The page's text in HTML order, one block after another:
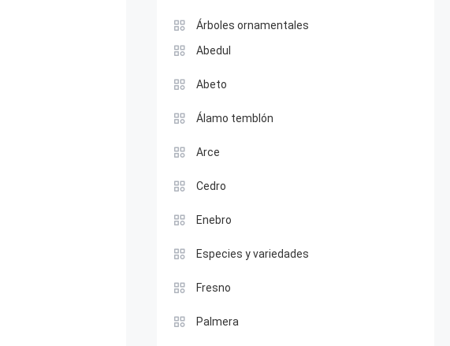
Árboles ornamentales
Abedul
Abeto
Álamo temblón
Arce
Cedro
Enebro
Especies y variedades
Fresno
Palmera